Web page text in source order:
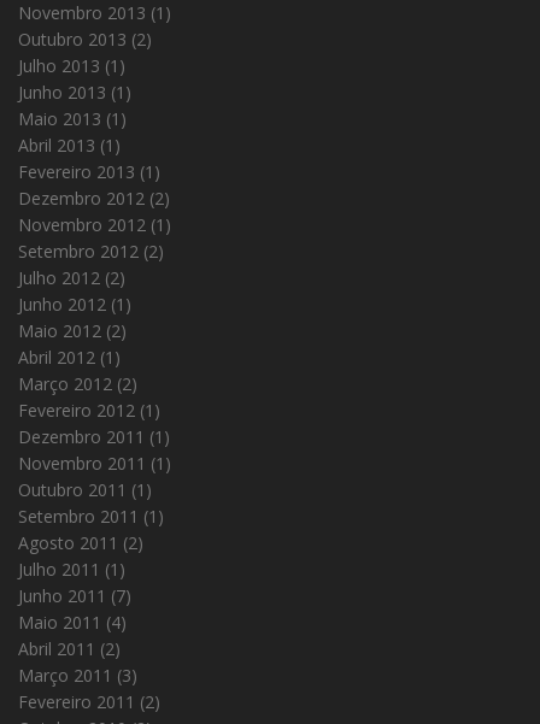
Novembro 2013 (1)
Outubro 2013 (2)
Julho 2013 (1)
Junho 2013 (1)
Maio 2013 (1)
Abril 2013 (1)
Fevereiro 2013 (1)
Dezembro 2012 (2)
Novembro 2012 (1)
Setembro 2012 (2)
Julho 2012 (2)
Junho 2012 (1)
Maio 2012 (2)
Abril 2012 (1)
Março 2012 (2)
Fevereiro 2012 (1)
Dezembro 2011 (1)
Novembro 2011 (1)
Outubro 2011 (1)
Setembro 2011 (1)
Agosto 2011 (2)
Julho 2011 (1)
Junho 2011 (7)
Maio 2011 (4)
Abril 2011 (2)
Março 2011 (3)
Fevereiro 2011 (2)